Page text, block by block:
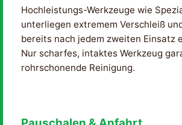
Hochleistungs-Werkzeuge wie
unterliegen extremem Verschleiß
bereits nach jedem zweiten Einsatz
Nur scharfes, intaktes Werkzeug
rohrschonende Reinigung.